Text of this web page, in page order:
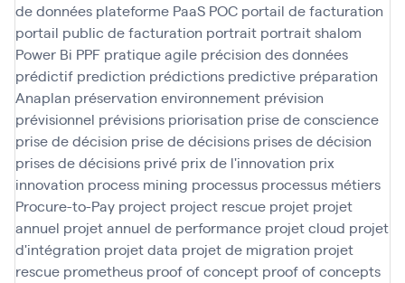
de données plateforme PaaS POC portail de facturation
portail public de facturation portrait portrait shalom
Power Bi PPF pratique agile précision des données
prédictif prediction prédictions predictive préparation
Anaplan préservation environnement prévision
prévisionnel prévisions priorisation prise de conscience
prise de décision prise de décisions prises de décision
prises de décisions privé prix de l'innovation prix
innovation process mining processus processus métiers
Procure-to-Pay project project rescue projet projet
annuel projet annuel de performance projet cloud projet
d'intégration projet data projet de migration projet
rescue prometheus proof of concept proof of concepts